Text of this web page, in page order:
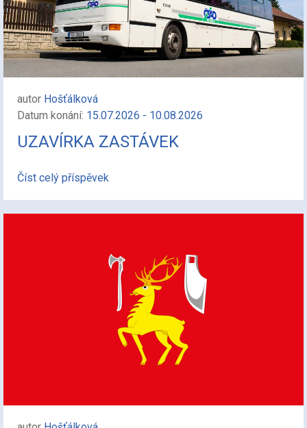
autor Hošťálková
Datum konání: 15.07.2026 - 10.08.2026
UZAVÍRKA ZASTÁVEK
Číst celý příspěvek